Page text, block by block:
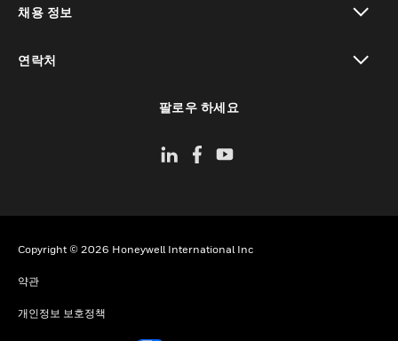
채용 정보
연락처
팔로우 하세요
Copyright © 2026 Honeywell International Inc
약관
개인정보 보호정책